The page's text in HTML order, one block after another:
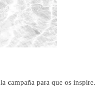
campaña para que os inspire.